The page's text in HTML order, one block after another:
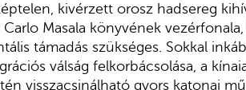
kivérzett orosz hadsereg
Masala könyvének
támadás szükséges. Sokkal
válság felkorbácsolása, a
visszacsinálható gyors katonai